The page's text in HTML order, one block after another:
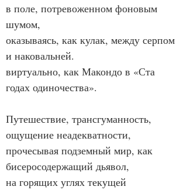
в поле, потревоженном фоновым
шумом,
оказываясь, как кулак, между серпом
и наковальней.
виртуально, как Макондо в «Ста
годах одиночества».
Путешествие, трансгуманность,
ощущение неадекватности,
прочесывая подземный мир, как
бисеросодержащий дьявол,
на горящих углях текущей